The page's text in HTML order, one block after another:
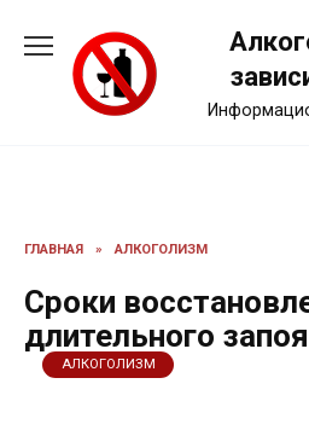
содержанию
ГЛАВНАЯ » АЛКОГОЛИЗМ
Сроки
длительного запоя
АЛКОГОЛИЗМ